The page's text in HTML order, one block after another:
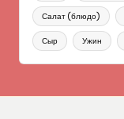
Салат (блюдо)
Сыр Ужин